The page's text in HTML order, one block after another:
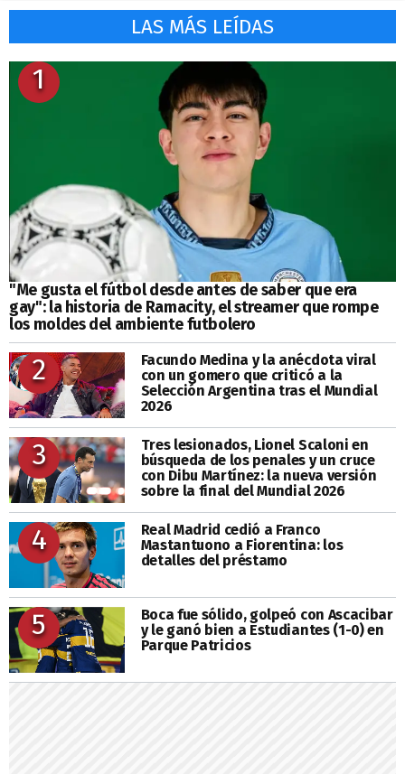
LAS MÁS LEÍDAS
1
"Me gusta el fútbol desde antes de saber que era
gay": la historia de Ramacity, el streamer que rompe
los moldes del ambiente futbolero
2
Facundo Medina y la anécdota viral
con un gomero que criticó a la
Selección Argentina tras el Mundial
2026
3
Tres lesionados, Lionel Scaloni en
búsqueda de los penales y un cruce
con Dibu Martínez: la nueva versión
sobre la final del Mundial 2026
4
Real Madrid cedió a Franco
Mastantuono a Fiorentina: los
detalles del préstamo
5
Boca fue sólido, golpeó con Ascacibar
y le ganó bien a Estudiantes (1-0) en
Parque Patricios